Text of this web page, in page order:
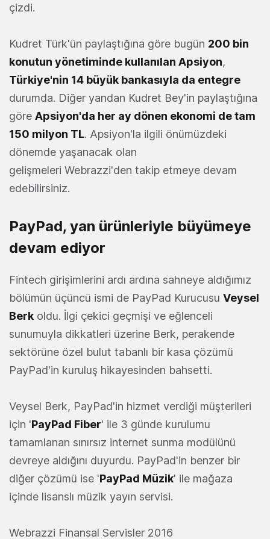
çizdi.
Kudret Türk'ün paylaştığına göre bugün 200 bin
konutun yönetiminde kullanılan Apsiyon,
Türkiye'nin 14 büyük bankasıyla da entegre
durumda. Diğer yandan Kudret Bey'in paylaştığına
göre Apsiyon'da her ay dönen ekonomi de tam
150 milyon TL. Apsiyon'la ilgili önümüzdeki
dönemde yaşanacak olan
gelişmeleri Webrazzi'den takip etmeye devam
edebilirsiniz.
PayPad, yan ürünleriyle büyümeye
devam ediyor
Fintech girişimlerini ardı ardına sahneye aldığımız
bölümün üçüncü ismi de PayPad Kurucusu Veysel
Berk oldu. İlgi çekici geçmişi ve eğlenceli
sunumuyla dikkatleri üzerine Berk, perakende
sektörüne özel bulut tabanlı bir kasa çözümü
PayPad'in kuruluş hikayesinden bahsetti.
Veysel Berk, PayPad'in hizmet verdiği müşterileri
için 'PayPad Fiber' ile 3 günde kurulumu
tamamlanan sınırsız internet sunma modülünü
devreye aldığını duyurdu. PayPad'in benzer bir
diğer çözümü ise 'PayPad Müzik' ile mağaza
içinde lisanslı müzik yayın servisi.
Webrazzi Finansal Servisler 2016